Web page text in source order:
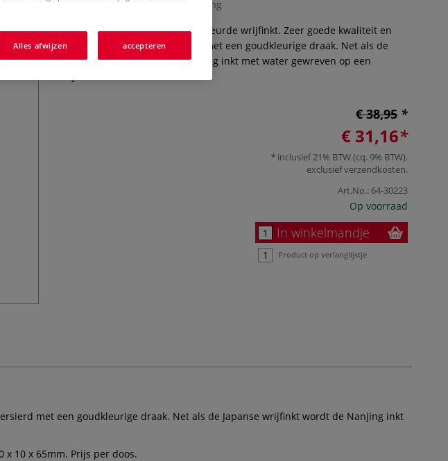
0 Beoordeling
De meest gebruikte Chinese gekleurde wrijfinkt. Zeer goede kwaliteit en
lichtecht. Elke stang is versierd met een goudkleurige draak. Net als de
Japanse wrijfinkt wordt de Nanjing inkt met water gewreven op een
€ 38,95
€ 31,16
inclusief 21% BTW (cq. 9% BTW),
exclusiefverzendkosten.
Art.No.: 64-30223
Op voorraad
In winkelmandje
Product op verlanglijstje
met een goudkleurige draak. Net als de Japanse wrijfinkt wordt de Nanjing inkt
10 x 65mm. Prijs per doos.
Alles afwijzen accepteren